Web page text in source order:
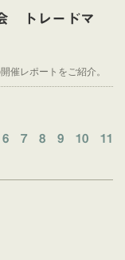
トレードマ
催レポートをご紹介。
6 7 8 9 10 11